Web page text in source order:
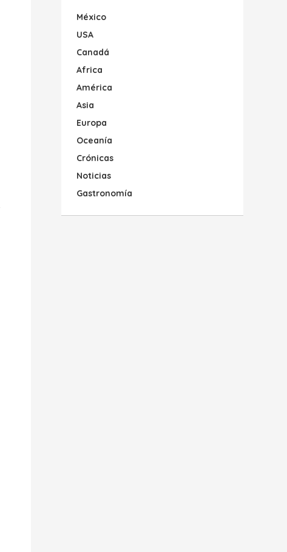
México
USA
Canadá
Africa
América
Asia
Europa
Oceanía
Crónicas
Noticias
Gastronomía